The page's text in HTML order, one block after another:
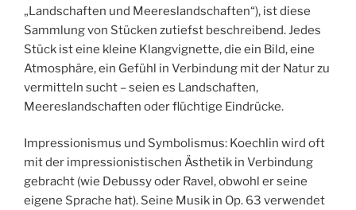
„Landschaften und Meereslandschaften“), ist diese
Sammlung von Stücken zutiefst beschreibend. Jedes
Stück ist eine kleine Klangvignette, die ein Bild, eine
Atmosphäre, ein Gefühl in Verbindung mit der Natur zu
vermitteln sucht – seien es Landschaften,
Meereslandschaften oder flüchtige Eindrücke.
Impressionismus und Symbolismus: Koechlin wird oft
mit der impressionistischen Ästhetik in Verbindung
gebracht (wie Debussy oder Ravel, obwohl er seine
eigene Sprache hat). Seine Musik in Op. 63 verwendet